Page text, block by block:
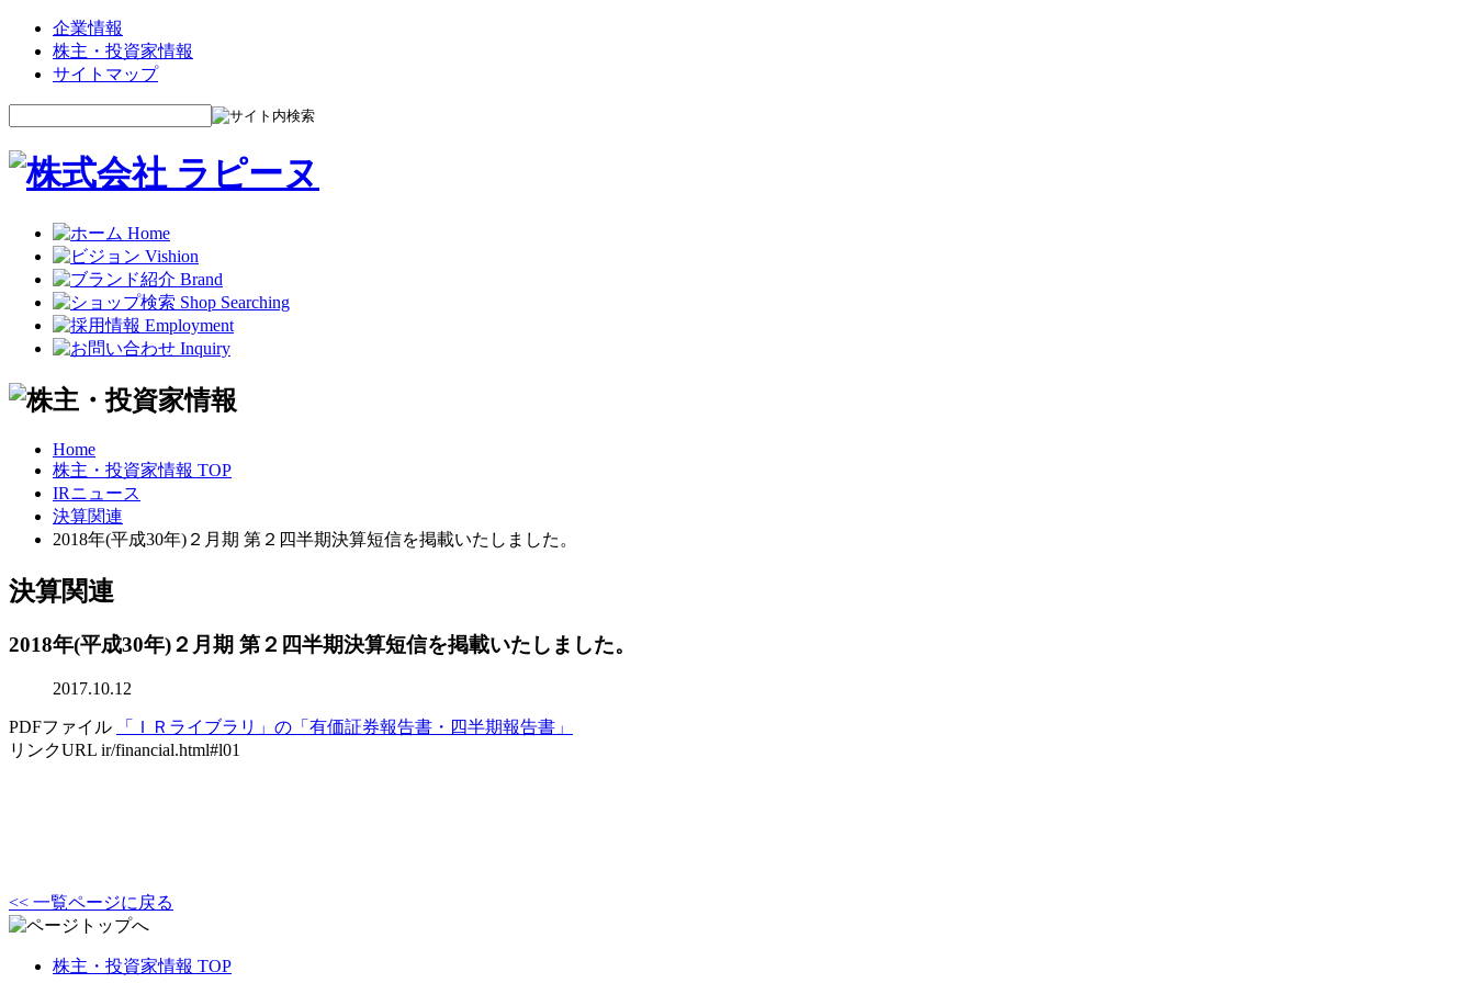
企業情報
株主・投資家情報
サイトマップ
Home
株主・投資家情報 TOP
IRニュース
決算関連
2018年(平成30年)２月期 第２四半期決算短信を掲載いたしました。
決算関連
2018年(平成30年)２月期 第２四半期決算短信を掲載いたしました。
2017.10.12
PDFファイル
「ＩＲライブラリ」の「有価証券報告書・四半期報告書」
リンクURL ir/financial.html#l01
<< 一覧ページに戻る
株主・投資家情報 TOP